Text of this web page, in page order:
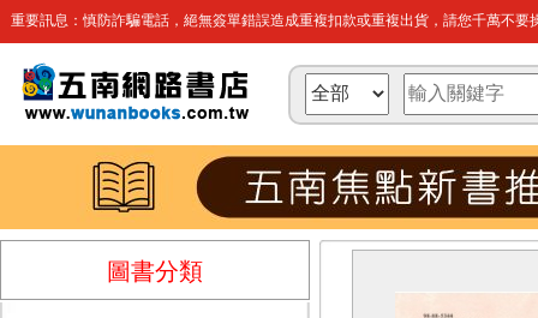
重要訊息：慎防詐騙電話，絕無簽單錯誤造成重複扣款或重複出貨，請您千萬不要
圖書分類